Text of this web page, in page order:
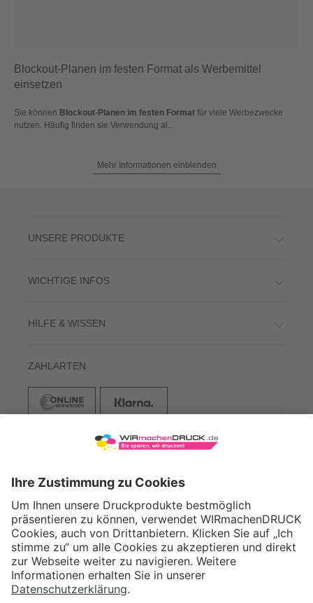
Blockout-Planen im festen Format als Werbemittel
einsetzen
Sie können Blockout-Planen im festen Format für viele Werbezwecke
nutzen. Häufig finden sie Verwendung al...
Mehr Informationen einblenden
UNSERE PRODUKTE
WICHTIGE INFOS
HILFE & WISSEN
ZAHLARTEN
VERSAND